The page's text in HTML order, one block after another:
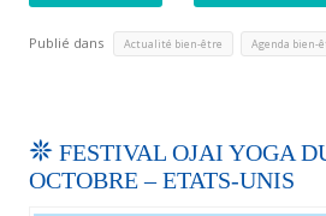
Publié dans Actualité bien-être Agenda bien-
FESTIVAL OJAI YOGA
OCTOBRE – ETATS-UNIS